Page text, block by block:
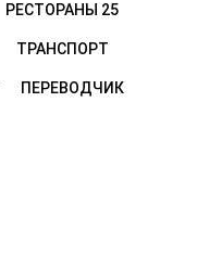
РЕСТОРАНЫ 25
ТРАНСПОРТ
ПЕРЕВОДЧИК